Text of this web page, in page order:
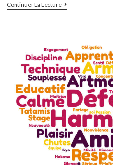
Continuer La Lecture